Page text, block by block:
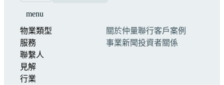
menu
物業類型
服務
聯繫人
見解
行業
關於仲量聯行客戶案例
事業新聞投資者關係